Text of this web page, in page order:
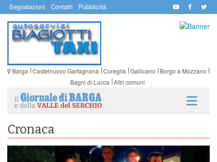
Segnalazioni Contatti Pubblicità
Barga Castelnuovo Garfagnana Coreglia Gallicano
Borgo a Mozzano
Bagni di Lucca Altri comuni
Cronaca